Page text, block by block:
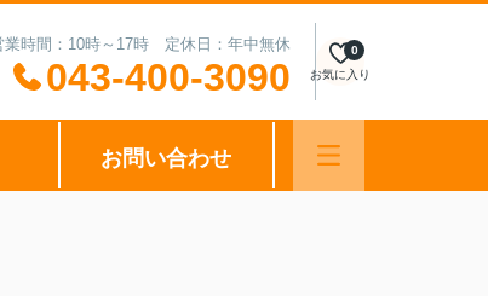
業時間：10時～17時 定休日：年中無休
043-400-3090 お気に入り
0
お問い合わせ